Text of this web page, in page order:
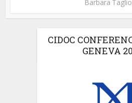
Barbara
CIDOC
GENEVA